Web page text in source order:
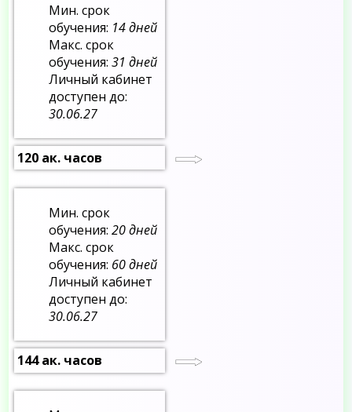
Мин. срок
обучения: 14 дней
Макс. срок
обучения:31 дней
Личный кабинет
доступен до:
30.06.27
120 ак. часов
Мин. срок
обучения:20 дней
Макс. срок
обучения: 60 дней
Личный кабинет
доступен до:
30.06.27
144 ак. часов